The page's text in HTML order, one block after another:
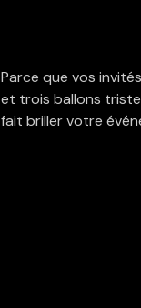
Parce que vos
et trois ballons
fait briller votre